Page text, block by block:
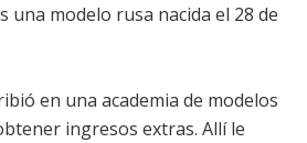
una modelo rusa nacida el 28 de
en una academia de modelos
ingresos extras. Allí le